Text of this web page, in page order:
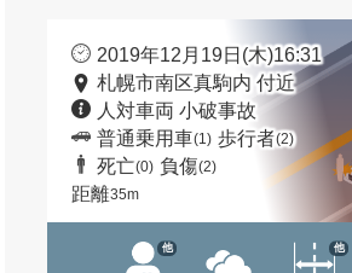
2019年12月19日(木)16:31
札幌市南区真駒内 付近
人対車両 小破事故
普通乗用車(1) 歩行者(2)
死亡(0) 負傷(2)
距離35m
他 他